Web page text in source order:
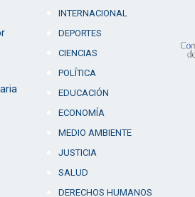
INTERNACIONAL
DEPORTES
CIENCIAS
POLÍTICA
EDUCACIÓN
ECONOMÍA
MEDIO AMBIENTE
JUSTICIA
SALUD
DERECHOS HUMANOS